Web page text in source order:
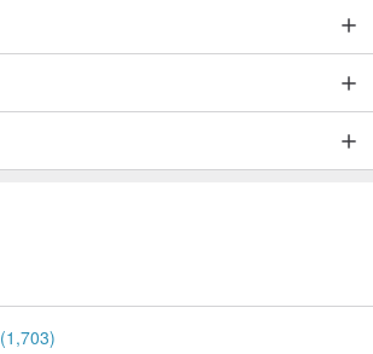
(1,703)